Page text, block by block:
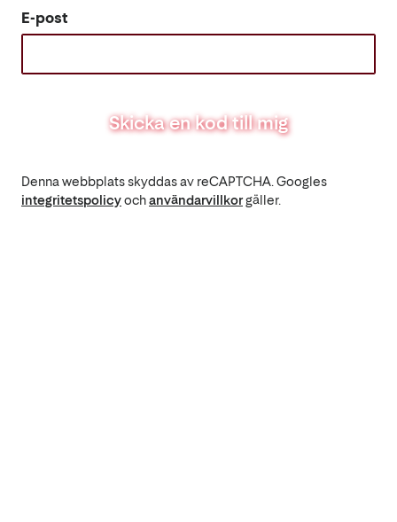
E-post
Skicka en kod till mig
Denna webbplats skyddas av reCAPTCHA. Googles
integritetspolicyochanvändarvillkorgäller.